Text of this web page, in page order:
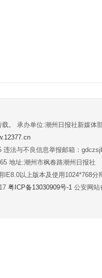
。 承办单位:潮州日报社新媒体
违法与不良信息举报邮箱：
地址:潮州市枫春路潮州日报社
以上版本及使用1024*768分
粤ICP备13030909号-1 公安网站